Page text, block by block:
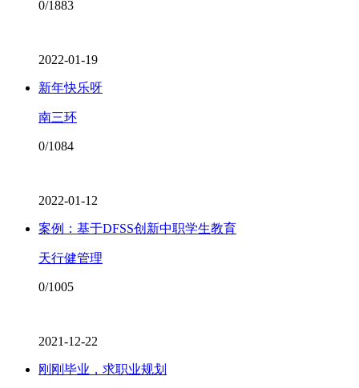
0/1883
2022-01-19
新年快乐呀
南三环
0/1084
2022-01-12
案例：基于DFSS创新中职学生教育
天行健管理
0/1005
2021-12-22
刚刚毕业，求职业规划